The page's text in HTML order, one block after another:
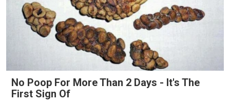
No Poop For More Than 2 Days - It's The
First Sign Of